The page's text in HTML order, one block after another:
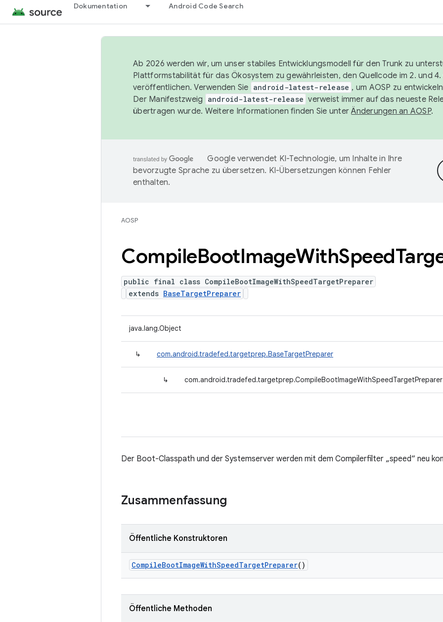
Dokumentation Android Code Search
Ab 2026 werden wir, um unser stabiles Entwicklungsmodell für den Trunk zu
Plattformstabilität für das Ökosystem zu gewährleisten, den Quellcode im 2. und 4.
veröffentlichen. Verwenden Sie android-latest-release , um AOSP zu
Der Manifestzweig
android-latest-release verweist immer auf das neueste
übertragen wurde. Weitere Informationen finden Sie unterÄnderungen an AOSP.
Google verwendet KI-Technologie, um Inhalte in Ihre
bevorzugte Sprache zu übersetzen. KI-Übersetzungen können Fehler
enthalten.
AOSP
CompileBootImageWithSpeed
public final class CompileBootImageWithSpeedTargetPreparer
extends BaseTargetPreparer
java.lang.Object
↳ com.android.tradefed.targetprep.BaseTargetPreparer
↳ com.android.tradefed.targetprep.CompileBootImageWithSpeedTargetPreparer
Der Boot-Classpath und der Systemserver werden mit dem Compilerfilter „speed“ neu
Zusammenfassung
Öffentliche Konstruktoren
CompileBootImageWithSpeedTargetPreparer()
Öffentliche Methoden